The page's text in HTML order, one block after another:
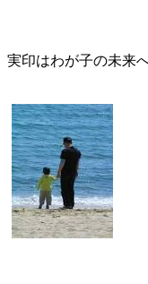
実印はわが子の未来